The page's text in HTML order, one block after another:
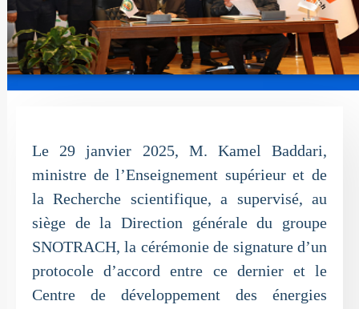
Le 29 janvier 2025, M. Kamel Baddari,
ministre de l’Enseignement supérieur et de
la Recherche scientifique, a supervisé, au
siège de la Direction générale du groupe
SNOTRACH, la cérémonie de signature d’un
protocole d’accord entre ce dernier et le
Centre de développement des énergies